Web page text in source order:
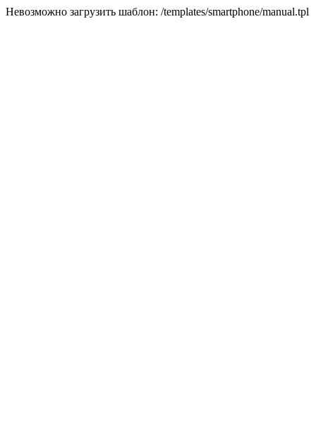
Невозможно загрузить шаблон: /templates/smartphone/manual.tpl